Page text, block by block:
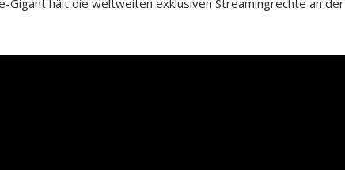
Gigant hält die weltweiten exklusiven Streamingrechte an der